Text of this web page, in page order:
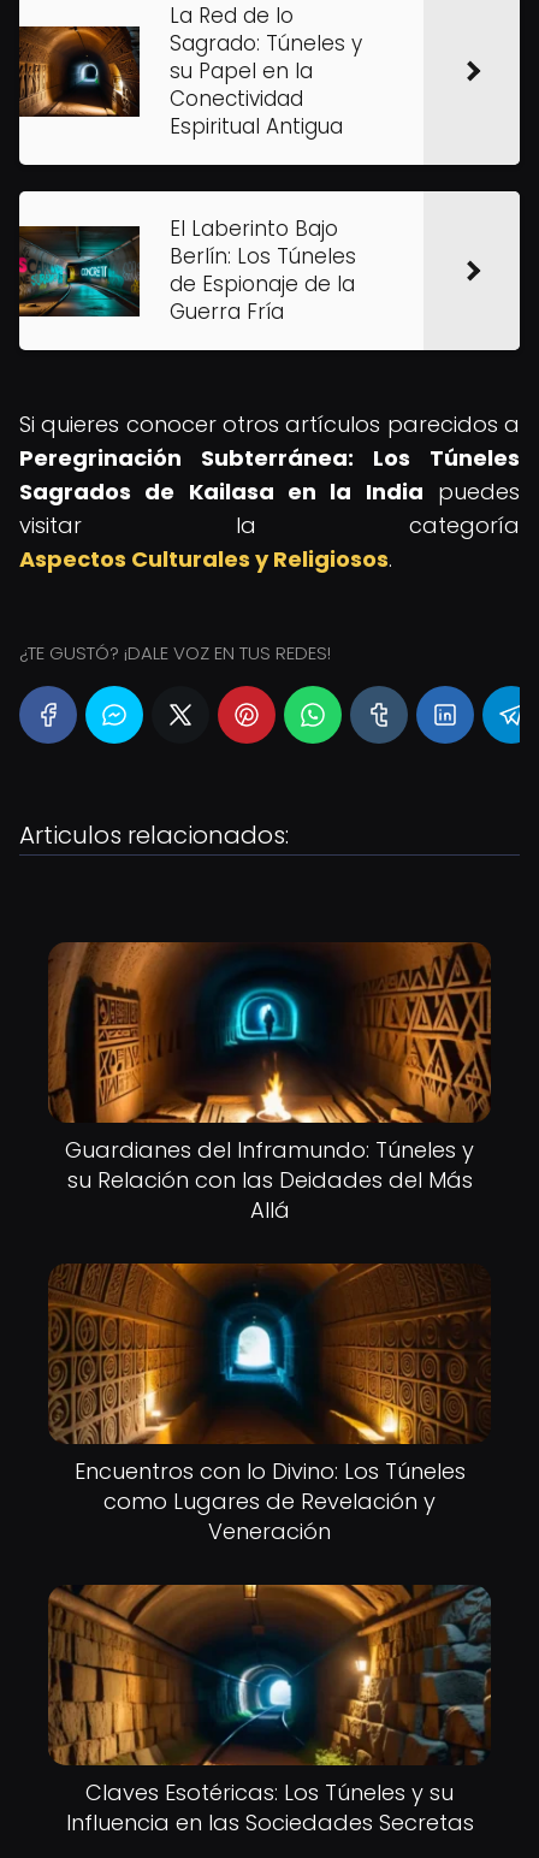
La Red de lo
Sagrado: Túneles y
su Papel en la
Conectividad
Espiritual Antigua
El Laberinto Bajo
Berlín: Los Túneles
de Espionaje de la
Guerra Fría
Si quieres conocer otros artículos parecidos a
Peregrinación Subterránea: Los Túneles
Sagrados de Kailasa en la India puedes
visitar la categoría
Aspectos Culturales y Religiosos.
¿TE GUSTÓ? ¡DALE VOZ EN TUS REDES!
Articulos relacionados:
Guardianes del Inframundo: Túneles y
su Relación con las Deidades del Más
Allá
Encuentros con lo Divino: Los Túneles
como Lugares de Revelación y
Veneración
Claves Esotéricas: Los Túneles y su
Influencia en las Sociedades Secretas